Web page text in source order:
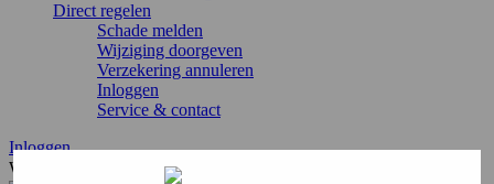
Direct regelen
Schade melden
Wijziging doorgeven
Verzekering annuleren
Inloggen
Service & contact
Inloggen
Waar ben je naar op zoek?